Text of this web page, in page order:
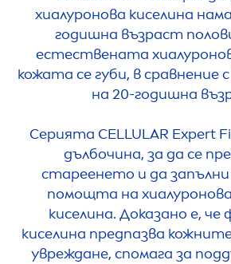
хиалуронова киселина
годишна възраст
естествената
кожата се губи, в сравнение
на 20-годишна
Серията CELLULAR Expert
дълбочина, за да се
стареенето и да
помощта на
киселина. Доказано е,
киселина предпазва
увреждане, спомага за